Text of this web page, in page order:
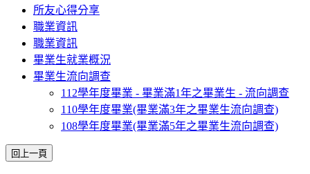
所友心得分享
職業資訊
職業資訊
畢業生就業概況
畢業生流向調查
112學年度畢業 - 畢業滿1年之畢業生 - 流向調查
110學年度畢業(畢業滿3年之畢業生流向調查)
108學年度畢業(畢業滿5年之畢業生流向調查)